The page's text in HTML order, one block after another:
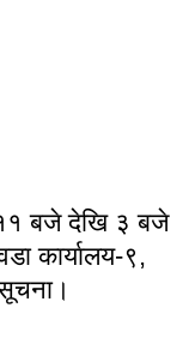
बजे देखि ३ बजे
कार्यालय-९,